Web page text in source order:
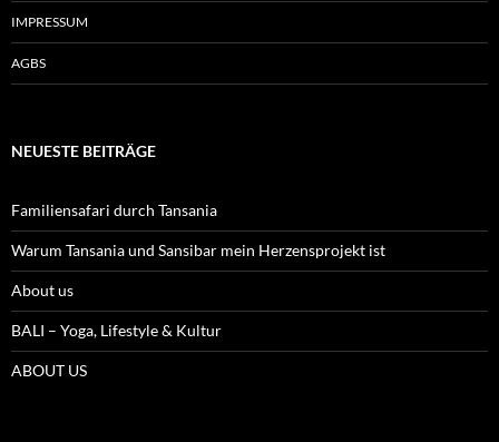
IMPRESSUM
AGBS
NEUESTE BEITRÄGE
Familiensafari durch Tansania
Warum Tansania und Sansibar mein Herzensprojekt ist
About us
BALI – Yoga, Lifestyle & Kultur
ABOUT US